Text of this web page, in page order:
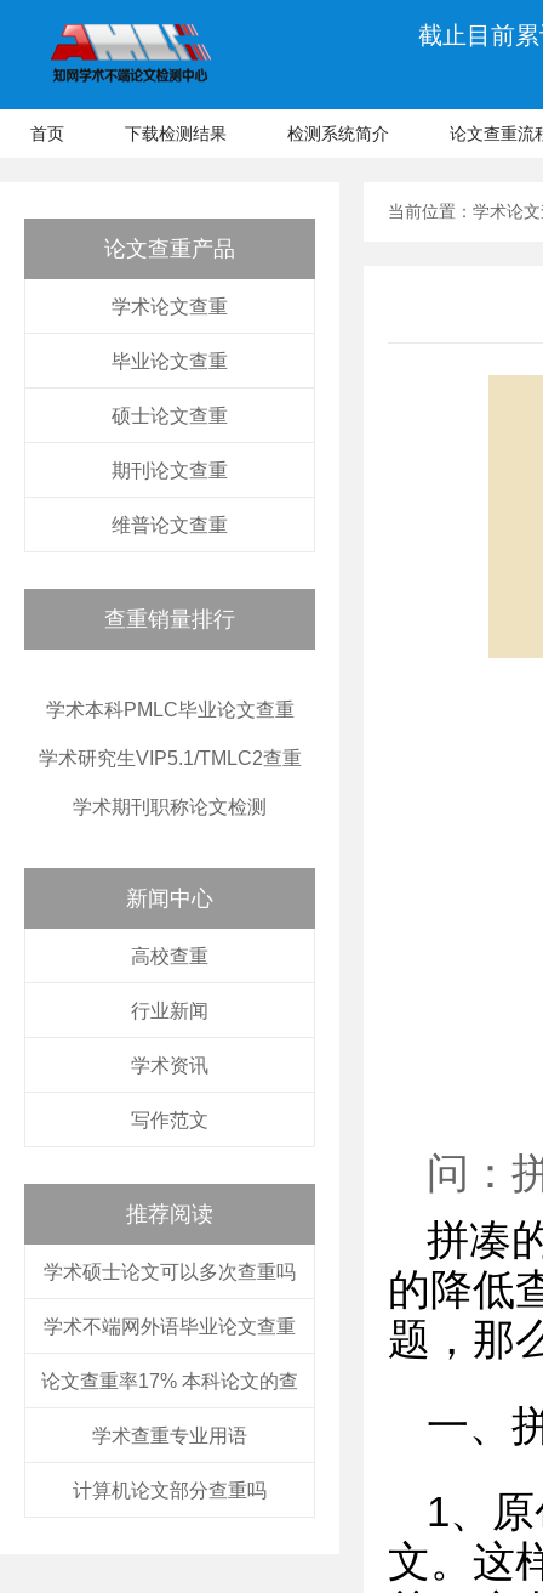
截止目前
首页 下载检测结果 检测系统简介 论文查重流
论文查重产品
学术论文查重
毕业论文查重
硕士论文查重
期刊论文查重
维普论文查重
查重销量排行
学术本科PMLC毕业论文查重
学术研究生VIP5.1/TMLC2查重
学术期刊职称论文检测
新闻中心
高校查重
行业新闻
学术资讯
写作范文
推荐阅读
学术硕士论文可以多次查重吗
学术不端网外语毕业论文查重
论文查重率17% 本科论文的查
学术查重专业用语
计算机论文部分查重吗
当前位置： 学术论
问：
拼凑
的降低
题，那
一、
1、
文。这